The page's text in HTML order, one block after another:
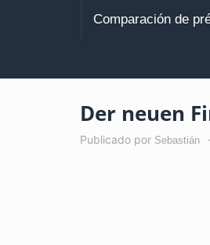
Comparación de
Der neuen
Publicado por Sebastián